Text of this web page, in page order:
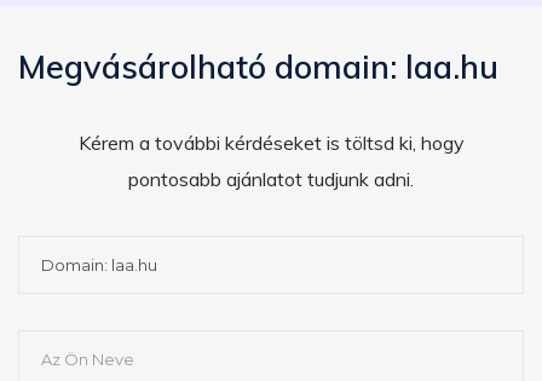
Megvásárolható domain: laa.hu
Kérem a további kérdéseket is töltsd ki, hogy
pontosabb ajánlatot tudjunk adni.